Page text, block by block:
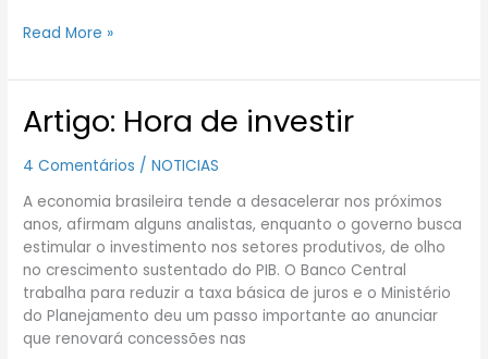
Read More »
Artigo: Hora de investir
4 Comentários /NOTICIAS
A economia brasileira tende a desacelerar nos próximos
anos, afirmam alguns analistas, enquanto o governo busca
estimular o investimento nos setores produtivos, de olho
no crescimento sustentado do PIB. O Banco Central
trabalha para reduzir a taxa básica de juros e o Ministério
do Planejamento deu um passo importante ao anunciar
que renovará concessões nas
Artigo:
Hora
de